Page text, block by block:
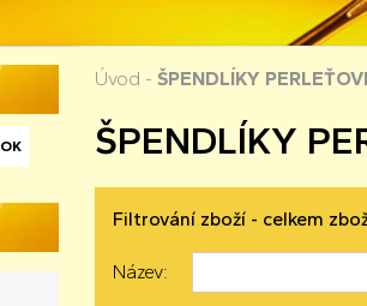
Úvod - ŠPENDLÍKY
ŠPENDLÍKY
Filtrování zboží - celkem
Název: